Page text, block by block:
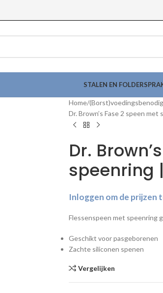
STALEN EN FOLDERS
Home
Dr. Brown’s Fase 2 speen
Dr.
speenring
Inloggen om de prijzen
Flessenspeen met speenring
Geschikt voor pasgeborenen
Zachte siliconen spenen
Vergelijken